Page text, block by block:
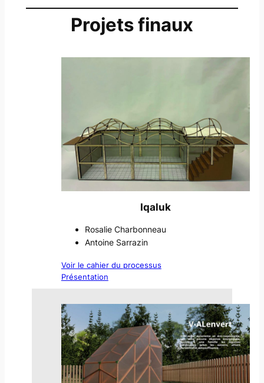
Projets finaux
Iqaluk
Rosalie Charbonneau
Antoine Sarrazin
Voir le cahier du processus
Présentation